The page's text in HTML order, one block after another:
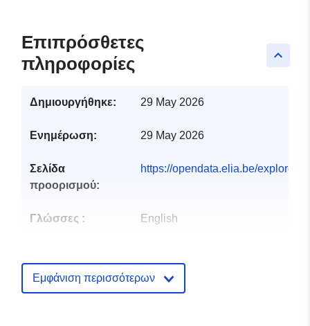
keyboard_arrow_up
Επιπρόσθετες
πληροφορίες
Δημιουργήθηκε: 29 May 2026
Ενημέρωση: 29 May 2026
Σελίδα
προορισμού:
https://opendata.elia.be/explore/
Γλώσσες : English
Εμφάνιση περισσότερων